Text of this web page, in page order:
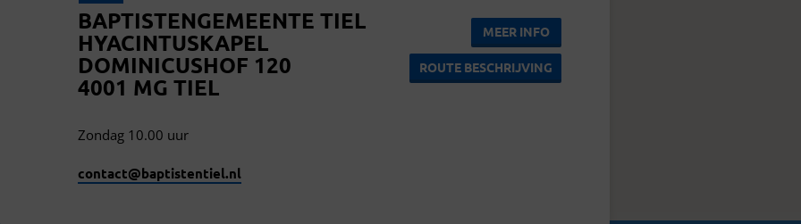
BAPTISTENGEMEENTE TIEL
HYACINTUSKAPEL
DOMINICUSHOF 120
4001 MG TIEL
MEER INFO
ROUTE BESCHRIJVING
Zondag 10.00 uur
contact​@baptistentiel.nl